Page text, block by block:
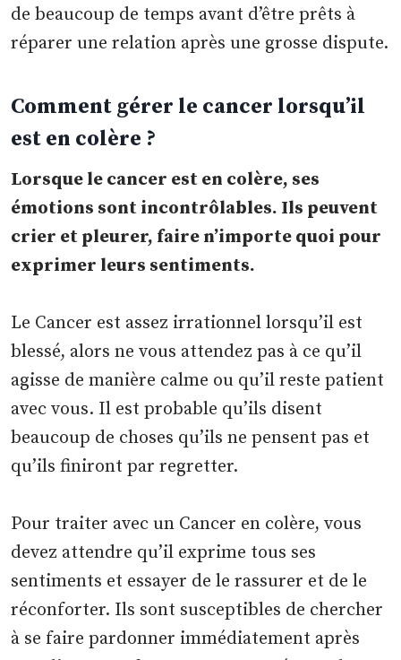
de beaucoup de temps avant d’être prêts à
réparer une relation après une grosse dispute.
Comment gérer le cancer lorsqu’il
est en colère ?
Lorsque le cancer est en colère, ses
émotions sont incontrôlables. Ils peuvent
crier et pleurer, faire n’importe quoi pour
exprimer leurs sentiments.
Le Cancer est assez irrationnel lorsqu’il est
blessé, alors ne vous attendez pas à ce qu’il
agisse de manière calme ou qu’il reste patient
avec vous. Il est probable qu’ils disent
beaucoup de choses qu’ils ne pensent pas et
qu’ils finiront par regretter.
Pour traiter avec un Cancer en colère, vous
devez attendre qu’il exprime tous ses
sentiments et essayer de le rassurer et de le
réconforter. Ils sont susceptibles de chercher
à se faire pardonner immédiatement après